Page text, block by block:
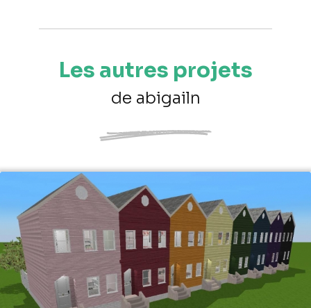
Les autres projets
de abigailn